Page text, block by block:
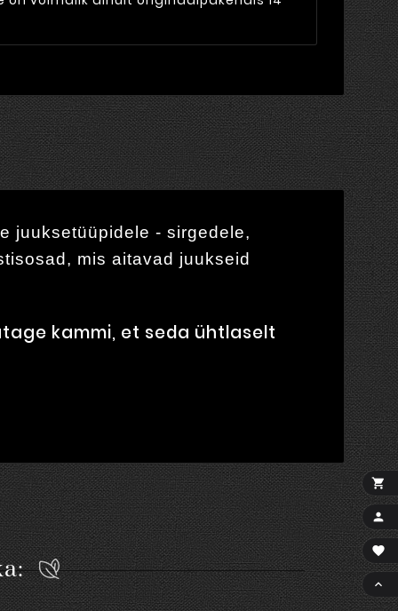
juuksetüüpidele - sirgedele,
mis aitavad juukseid
kammi, et seda ühtlaselt



